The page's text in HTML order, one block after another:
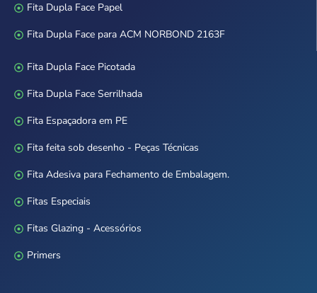
Fita Dupla Face Papel
Fita Dupla Face para ACM NORBOND 2163F
Fita Dupla Face Picotada
Fita Dupla Face Serrilhada
Fita Espaçadora em PE
Fita feita sob desenho - Peças Técnicas
Fita Adesiva para Fechamento de Embalagem.
Fitas Especiais
Fitas Glazing - Acessórios
Primers